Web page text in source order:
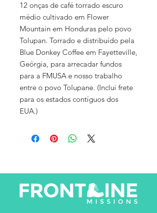
12 onças de café torrado escuro
médio cultivado em Flower
Mountain em Honduras pelo povo
Tolupan. Torrado e distribuído pela
Blue Donkey Coffee em Fayetteville,
Geórgia, para arrecadar fundos
para a FMUSA e nosso trabalho
entre o povo Tolupane. (Inclui frete
para os estados contíguos dos
EUA.)